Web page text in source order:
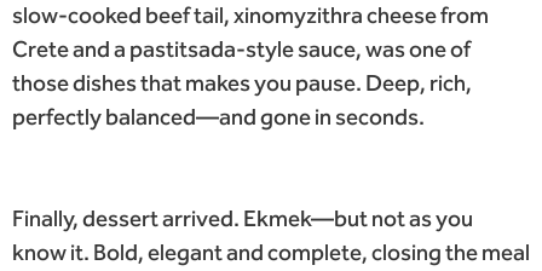
slow-cooked beef tail, xinomyzithra cheese from
Crete and a pastitsada-style sauce, was one of
those dishes that makes you pause. Deep, rich,
perfectly balanced—and gone in seconds.
Finally, dessert arrived. Ekmek—but not as you
know it. Bold, elegant and complete, closing the meal